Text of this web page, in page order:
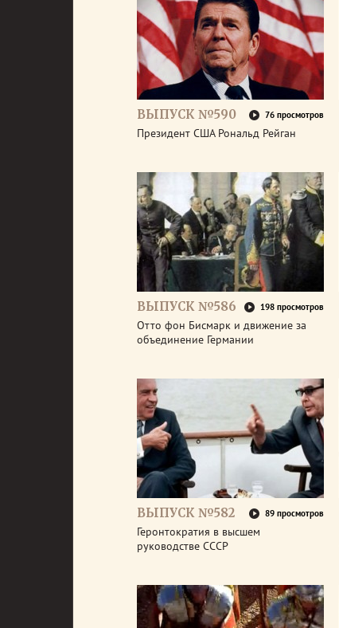
ВЫПУСК №590 76 просмотров
Президент США Рональд Рейган
ВЫПУСК №586 198 просмотров
Отто фон Бисмарк и движение за
объединение Германии
ВЫПУСК №582 89 просмотров
Геронтократия в высшем
руководстве СССР